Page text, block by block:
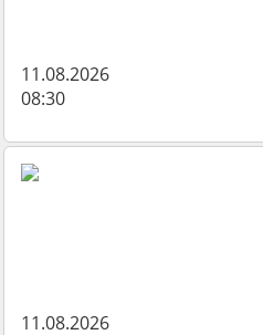
11.08.2026
08:30
11.08.2026